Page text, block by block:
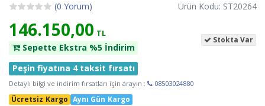
(0 Yorum)
Ürün Kodu: ST20264
146.150,00 TL
Sepette Ekstra %5 İndirim
Stokta Var
Peşin fiyatına 4 taksit fırsatı
Detaylı bilgi ve indirim fırsatları için arayın : 08503024880
Ücretsiz Kargo Aynı Gün Kargo